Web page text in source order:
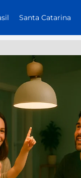
Santa Catarina